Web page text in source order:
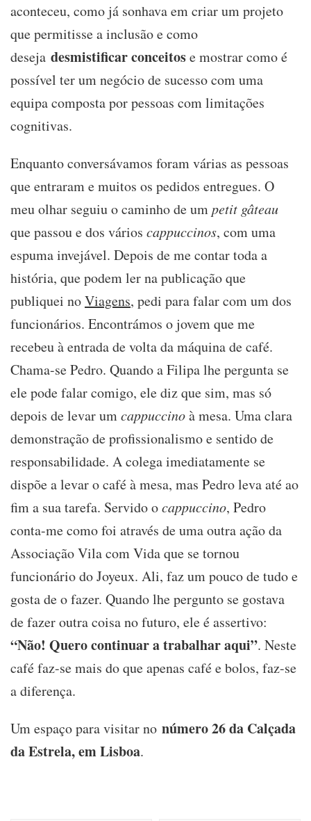
aconteceu, como já sonhava em criar um projeto
que permitisse a inclusão e como
deseja desmistificar conceitose mostrar como é
possível ter um negócio de sucesso com uma
equipa composta por pessoas com limitações
cognitivas.
Enquanto conversávamos foram várias as pessoas
que entraram e muitos os pedidos entregues. O
meu olhar seguiu o caminho de umpetit gâteau
que passou e dos vários cappuccinos, com uma
espuma invejável. Depois de me contar toda a
história, que podem ler na publicação que
publiquei noViagens, pedi para falar com um dos
funcionários. Encontrámos o jovem que me
recebeu à entrada de volta da máquina de café.
Chama-se Pedro. Quando a Filipa lhe pergunta se
ele pode falar comigo, ele diz que sim, mas só
depois de levar umcappuccinoà mesa. Uma clara
demonstração de profissionalismo e sentido de
responsabilidade. A colega imediatamente se
dispõe a levar o café à mesa, mas Pedro leva até ao
fim a sua tarefa. Servido ocappuccino, Pedro
conta-me como foi através de uma outra ação da
Associação Vila com Vida que se tornou
funcionário do Joyeux. Ali, faz um pouco de tudo e
gosta de o fazer. Quando lhe pergunto se gostava
de fazer outra coisa no futuro, ele é assertivo:
“Não! Quero continuar a trabalhar aqui”. Neste
café faz-se mais do que apenas café e bolos, faz-se
a diferença.
Um espaço para visitar no número 26 da Calçada
da Estrela, em Lisboa.